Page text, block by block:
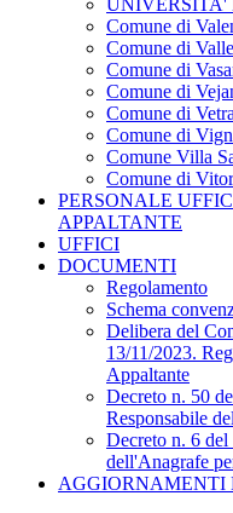
UNIVERSITA'
Comune di
Comune di
Comune di
Comune di
Comune di
Comune di
Comune Villa
Comune di
PERSONALE
APPALTANTE
UFFICI
DOCUMENTI
Regolamento
Schema
Delibera del
13/11/2023.
Appaltante
Decreto n. 50
Responsabile
Decreto n. 6
dell'Anagrafe
AGGIORNAMENTI